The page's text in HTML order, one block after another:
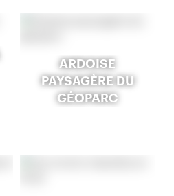
ARDOISE
PAYSAGÈRE DU
GÉOPARC